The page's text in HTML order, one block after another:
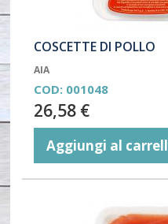
COSCETTE DI POLLO
AIA
COD: 001048
26,58 €
Aggiungi al